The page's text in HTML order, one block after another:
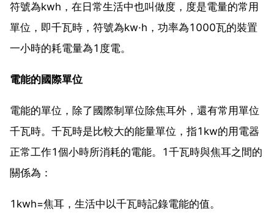
符號為kwh，在日常生活中也叫做度，度是電量的常用
單位，即千瓦時，符號為kw·h，功率為1000瓦的裝置
一小時的耗電量為1度電。
電能的國際單位
電能的單位，除了國際制單位除焦耳外，還有常用單位
千瓦時。千瓦時是比較大的能量單位，指1kw的用電器
正常工作1個小時所消耗的電能。1千瓦時與焦耳之間的
關係為：
1kwh=焦耳，生活中以千瓦時記錄電能的值。